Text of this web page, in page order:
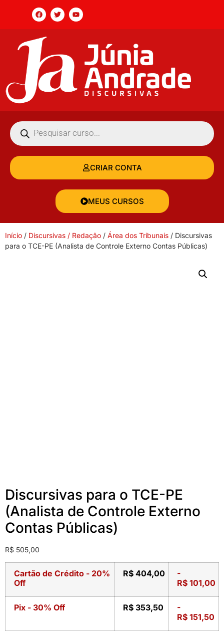
CRIAR CONTA
MEUS CURSOS
Início / Discursivas / Redação / Área dos Tribunais / Discursivas
para o TCE-PE (Analista de Controle Externo Contas Públicas)
Discursivas para o TCE-PE
(Analista de Controle Externo
Contas Públicas)
R$ 505,00
Cartão de Crédito - 20%
Off
R$ 404,00
-
R$ 101,00
Pix - 30% Off R$ 353,50
-
R$ 151,50